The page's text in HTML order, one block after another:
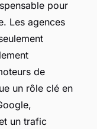
pour
Les agences
de
un rôle clé en
un trafic